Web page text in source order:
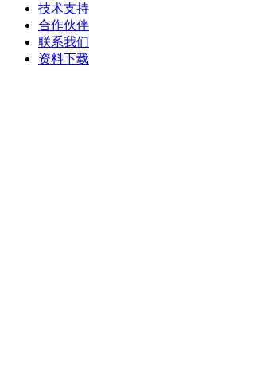
技术支持
合作伙伴
联系我们
资料下载